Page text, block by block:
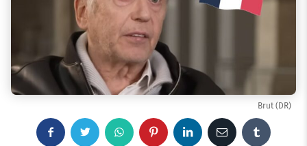
Brut (DR)
W P E